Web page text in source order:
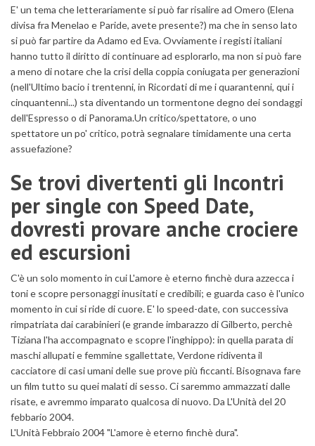
E' un tema che letterariamente si può far risalire ad Omero (Elena
divisa fra Menelao e Paride, avete presente?) ma che in senso lato
si può far partire da Adamo ed Eva. Ovviamente i registi italiani
hanno tutto il diritto di continuare ad esplorarlo, ma non si può fare
a meno di notare che la crisi della coppia coniugata per generazioni
(nell'Ultimo bacio i trentenni, in Ricordati di me i quarantenni, qui i
cinquantenni...) sta diventando un tormentone degno dei sondaggi
dell'Espresso o di Panorama.Un critico/spettatore, o uno
spettatore un po' critico, potrà segnalare timidamente una certa
assuefazione?
Se trovi divertenti gli Incontri
per single con Speed Date,
dovresti provare anche crociere
ed escursioni
C'è un solo momento in cui L'amore è eterno finchè dura azzecca i
toni e scopre personaggi inusitati e credibili; e guarda caso è l'unico
momento in cui si ride di cuore. E' lo speed-date, con successiva
rimpatriata dai carabinieri (e grande imbarazzo di Gilberto, perchè
Tiziana l'ha accompagnato e scopre l'inghippo): in quella parata di
maschi allupati e femmine sgallettate, Verdone ridiventa il
cacciatore di casi umani delle sue prove più ficcanti. Bisognava fare
un film tutto su quei malati di sesso. Ci saremmo ammazzati dalle
risate, e avremmo imparato qualcosa di nuovo. Da L'Unità del 20
febbario 2004.
L'Unità Febbraio 2004 "L'amore è eterno finchè dura".